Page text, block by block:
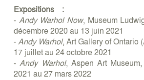
Expositions :
- Andy Warhol Now, Museum
décembre 2020 au 13 juin 2021
-Andy Warhol, Art Gallery of Ontario
17 juillet au 24 octobre 2021
-Andy Warhol, Aspen Art
2021 au 27 mars 2022